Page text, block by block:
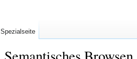
Spezialseite